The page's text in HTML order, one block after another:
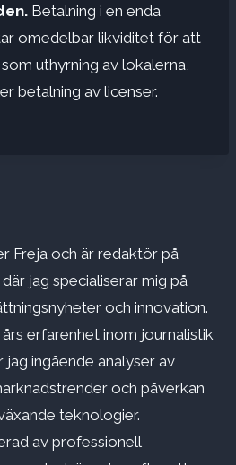
Betalning i en enda
omedelbar likviditet för att
uthyrning av lokalerna,
betalning av licenser.
Freja och är redaktör på
jag specialiserar mig på
och innovation.
erfarenhet inom journalistik
jag ingående analyser av
och påverkan
teknologier.
av professionell